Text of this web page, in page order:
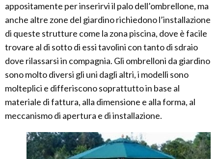
appositamente per inserirvi il palo dell’ombrellone, ma
anche altre zone del giardino richiedono l’installazione
di queste strutture come la zona piscina, dove è facile
trovare al di sotto di essi tavolini con tanto di sdraio
dove rilassarsi in compagnia. Gli ombrelloni da giardino
sono molto diversi gli uni dagli altri, i modelli sono
molteplici e differiscono soprattutto in base al
materiale di fattura, alla dimensione e alla forma, al
meccanismo di apertura e di installazione.